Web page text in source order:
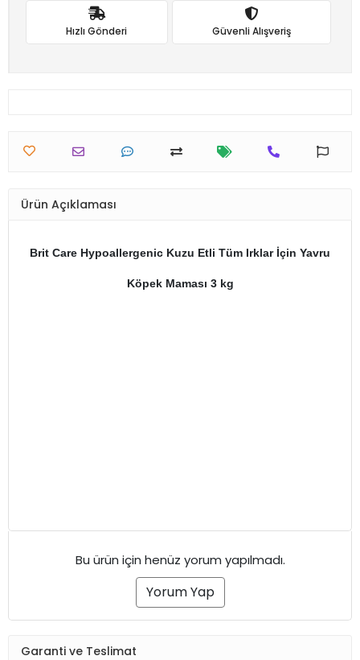
Hızlı Gönderi Güvenli Alışveriş
Ürün Açıklaması
Brit Care Hypoallergenic Kuzu Etli Tüm Irklar İçin Yavru
Köpek Maması 3 kg
Bu ürün için henüz yorum yapılmadı.
Yorum Yap
Garanti ve Teslimat